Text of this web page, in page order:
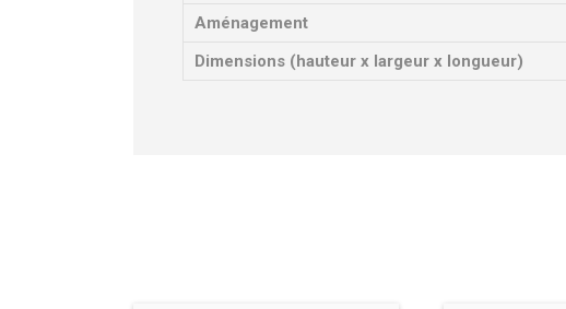
Aménagement
Dimensions (hauteur x largeur x longueur)